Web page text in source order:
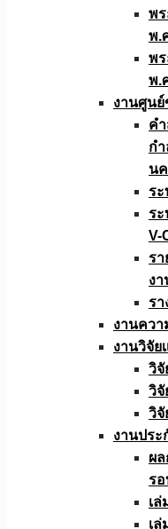
พ
พ.
พ
พ.
งานศูน
ค
ก
น
ระ
ร
V-
รา
ง
รา
งานคว
งานวิจัย
วิจั
วิจั
วิจั
งานปร
ผ
ร
เ
เ